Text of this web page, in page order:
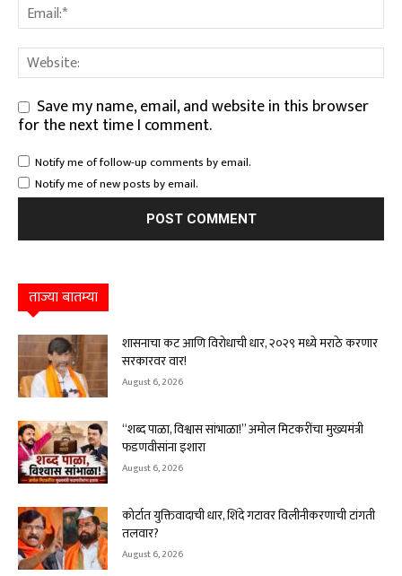
Save my name, email, and website in this browser
for the next time I comment.
Notify me of follow-up comments by email.
Notify me of new posts by email.
ताज्या बातम्या
शासनाचा कट आणि विरोधाची धार, २०२९ मध्ये मराठे करणार
सरकारवर वार!
August 6, 2026
“शब्द पाळा, विश्वास सांभाळा!” अमोल मिटकरींचा मुख्यमंत्री
फडणवीसांना इशारा
August 6, 2026
कोर्टात युक्तिवादाची धार, शिंदे गटावर विलीनीकरणाची टांगती
तलवार?
August 6, 2026